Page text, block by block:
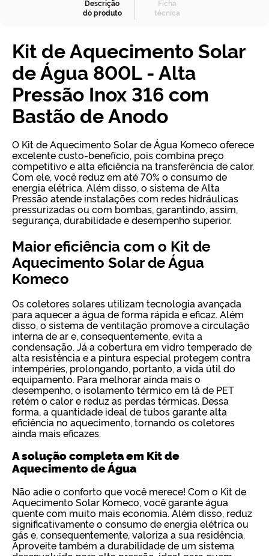
Descrição
do produto
Ficha
técnica
Kit de Aquecimento Solar
de Água 800L - Alta
Pressão Inox 316 com
Bastão de Anodo
O Kit de Aquecimento Solar de Água Komeco oferece
excelente custo-benefício, pois combina preço
competitivo e alta eficiência na transferência de calor.
Com ele, você reduz em até 70% o consumo de
energia elétrica. Além disso, o sistema de Alta
Pressão atende instalações com redes hidráulicas
pressurizadas ou com bombas, garantindo, assim,
segurança, durabilidade e desempenho superior.
Maior eficiência com o Kit de
Aquecimento Solar de Água
Komeco
Os coletores solares utilizam tecnologia avançada
para aquecer a água de forma rápida e eficaz. Além
disso, o sistema de ventilação promove a circulação
interna de ar e, consequentemente, evita a
condensação. Já a cobertura em vidro temperado de
alta resistência e a pintura especial protegem contra
intempéries, prolongando, portanto, a vida útil do
equipamento. Para melhorar ainda mais o
desempenho, o isolamento térmico em lã de PET
retém o calor e reduz as perdas térmicas. Dessa
forma, a quantidade ideal de tubos garante alta
eficiência no aquecimento, tornando os coletores
ainda mais eficazes.
A solução completa em Kit de
Aquecimento de Água
Não adie o conforto que você merece! Com o Kit de
Aquecimento Solar Komeco, você garante água
quente com muito mais economia. Além disso, reduz
significativamente o consumo de energia elétrica ou
gás e, consequentemente, valoriza a sua residência.
Aproveite também a durabilidade de um sistema